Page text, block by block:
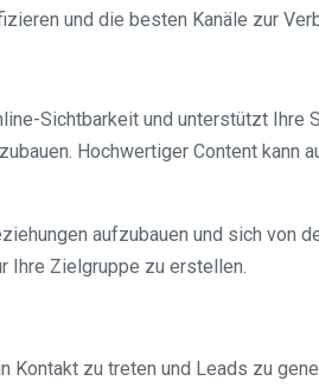
und die besten Kanäle zur
Sichtbarkeit und unterstützt Ihre
Hochwertiger Content kann
aufzubauen und sich von
Ihre Zielgruppe zu erstellen.
zu treten und Leads zu